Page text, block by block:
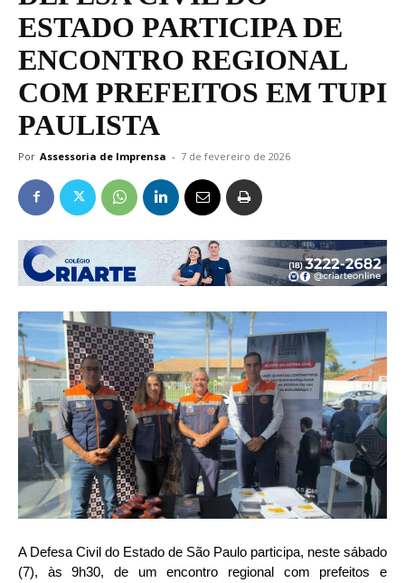
ESTADO PARTICIPA DE
ENCONTRO REGIONAL
COM PREFEITOS EM TUPI
PAULISTA
Por Assessoria de Imprensa - 7 de fevereiro de 2026
A Defesa Civil do Estado de São Paulo participa, neste sábado
(7), às 9h30, de um encontro regional com prefeitos e